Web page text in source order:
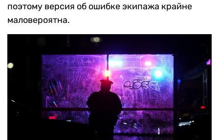
поэтому версия об ошибке экипажа крайне
маловероятна.